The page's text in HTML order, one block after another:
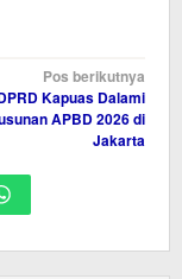
Pos berikutnya
Kapuas Dalami
APBD 2026 di
Jakarta